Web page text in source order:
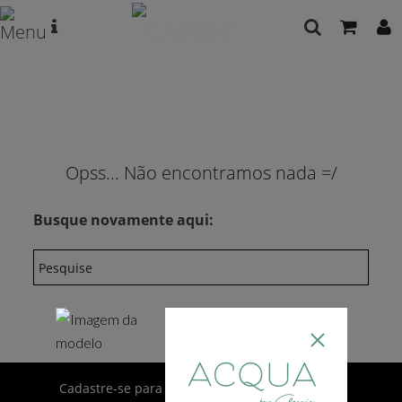
Opss... Não encontramos nada =/
Busque novamente aqui:
Cadastre-se para receber novidades por e-mail